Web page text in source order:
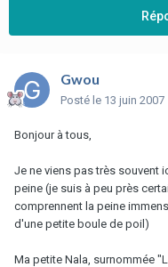
Gwou
Posté le 13 juin 2007
Bonjour à tous,
Je ne viens pas très souvent
peine (je suis à peu près
comprennent la peine
d'une petite boule de poil)
Ma petite Nala, surnommée